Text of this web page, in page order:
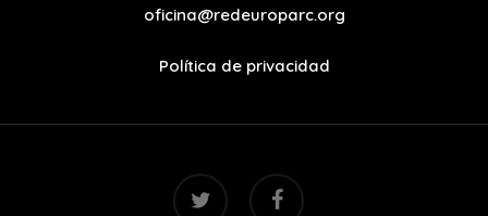
oficina@redeuroparc.org
Política de privacidad
twitter facebook